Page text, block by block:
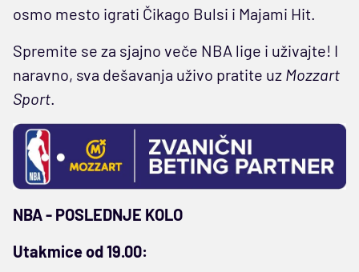
osmo mesto igrati Čikago Bulsi i Majami Hit.
Spremite se za sjajno veče NBA lige i uživajte! I
naravno, sva dešavanja uživo pratite uz Mozzart
Sport.
NBA - POSLEDNJE KOLO
Utakmice od 19.00: